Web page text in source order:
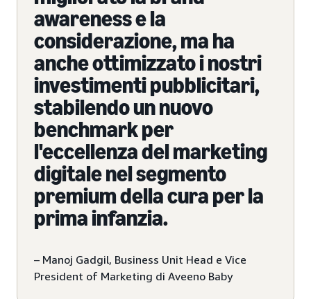
awareness e la
considerazione, ma ha
anche ottimizzato i nostri
investimenti pubblicitari,
stabilendo un nuovo
benchmark per
l'eccellenza del marketing
digitale nel segmento
premium della cura per la
prima infanzia.
– Manoj Gadgil, Business Unit Head e Vice
President of Marketing di Aveeno Baby